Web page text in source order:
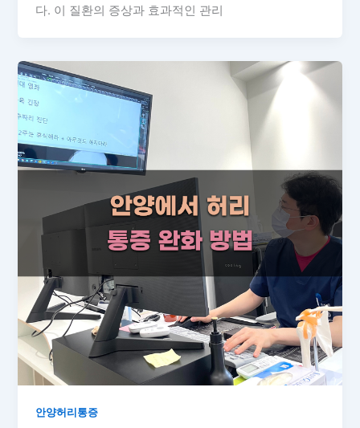
다. 이 질환의 증상과 효과적인 관리
안양허리통증